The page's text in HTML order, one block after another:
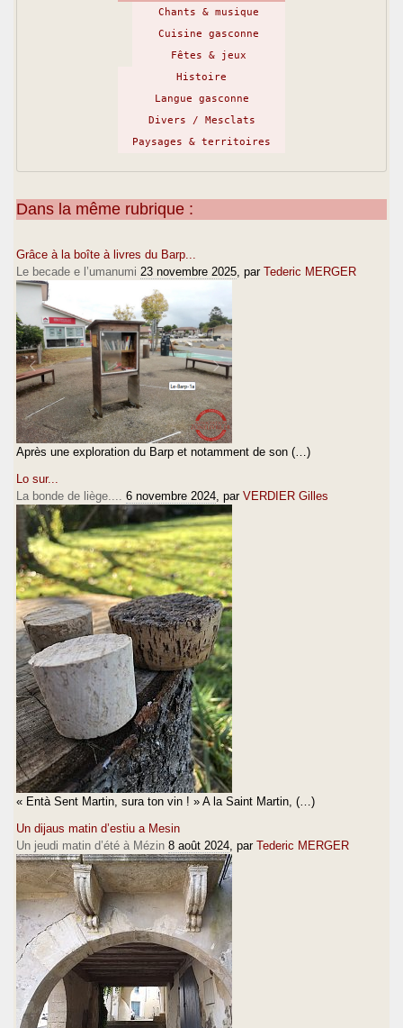
Chants & musique
Cuisine gasconne
Fêtes & jeux
Histoire
Langue gasconne
Divers / Mesclats
Paysages & territoires
Dans la même rubrique :
Grâce à la boîte à livres du Barp...
Le becade e l’umanumi 23 novembre 2025 , par Tederic MERGER
Après une exploration du Barp et notamment de son (…)
Lo sur...
La bonde de liège....
6 novembre 2024 , par VERDIER Gilles
« Entà Sent Martin, sura ton vin ! » A la Saint Martin, (…)
Un dijaus matin d’estiu a Mesin
Un jeudi matin d’été à Mézin 8 août 2024 , par Tederic MERGER